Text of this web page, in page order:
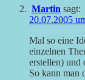
Martin sagt:
20.07.2005
Mal so eine
einzelnen
erstellen) und
So kann man